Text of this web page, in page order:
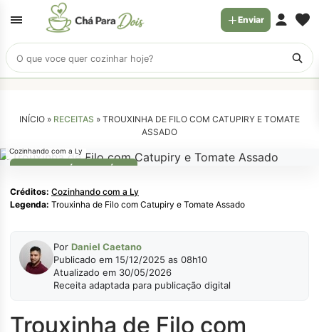
Buscar
receitas
Enviar
INÍCIO » RECEITAS » TROUXINHA DE FILO COM CATUPIRY E TOMATE
ASSADO
RECEITAS RÁPIDA E FÁCIL
Cozinhando com a Ly
Créditos: Cozinhando com a Ly
Legenda: Trouxinha de Filo com Catupiry e Tomate Assado
Por Daniel Caetano
Publicado em 15/12/2025 as 08h10
Atualizado em 30/05/2026
Receita adaptada para publicação digital
Trouxinha de Filo com